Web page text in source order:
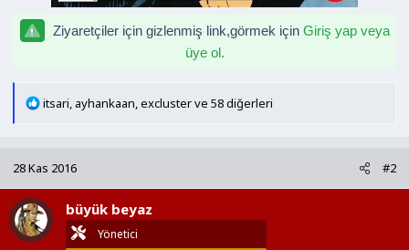
Ziyaretçiler için gizlenmiş link,görmek için Giriş yap veya
üye ol.
T
i
l
e
r
itsari, ayhankaan,exclusterve 58 diğerleri
28 Kas 2016 #2
büyük beyaz
Yönetici